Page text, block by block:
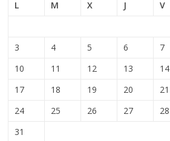
L
M X J V
3
4 5 6 7
10
11 12 13 14
17
18 19 20 21
24
25 26 27 28
31